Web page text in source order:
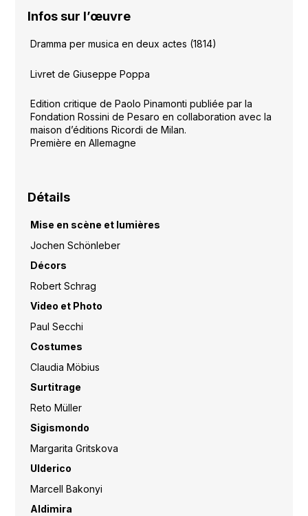
Infos sur l’œuvre
Dramma per musica en deux actes (1814)
Livret de Giuseppe Poppa
Edition critique de Paolo Pinamonti publiée par la
Fondation Rossini de Pesaro en collaboration avec la
maison d’éditions Ricordi de Milan.
Première en Allemagne
Détails
Mise en scène et lumières
Jochen Schönleber
Décors
Robert Schrag
Video et Photo
Paul Secchi
Costumes
Claudia Möbius
Surtitrage
Reto Müller
Sigismondo
Margarita Gritskova
Ulderico
Marcell Bakonyi
Aldimira